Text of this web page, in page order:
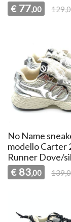
€ 77,00
No Name
modello Carter
Runner Dove/
€ 83,00